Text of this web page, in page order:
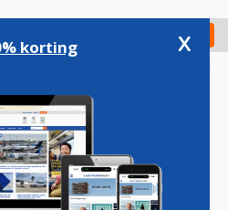
Check in
korting x